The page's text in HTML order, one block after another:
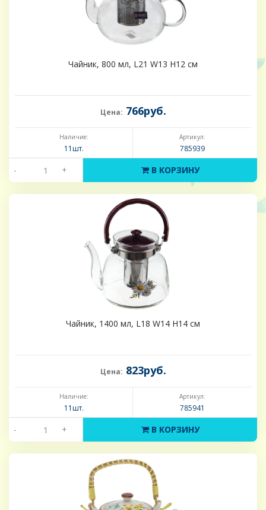
Чайник, 800 мл, L21 W13 H12 см
Цена: 766руб.
Наличие:
11шт.
Артикул:
785939
- + В КОРЗИНУ
Чайник, 1400 мл, L18 W14 H14 см
Цена: 823руб.
Наличие:
11шт.
Артикул:
785941
- + В КОРЗИНУ